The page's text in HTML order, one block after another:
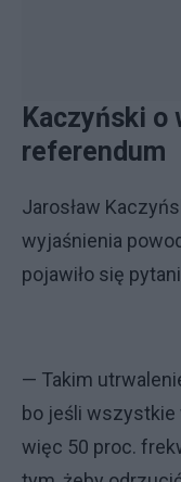
Kaczyński
referendum
Jarosław
wyjaśnienia
pojawiło się
— Takim
bo jeśli wszystkie
więc 50 proc.